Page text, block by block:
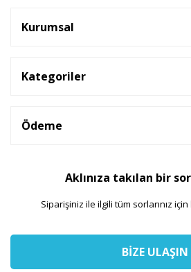
Kurumsal
Kategoriler
Ödeme
Aklınıza takılan bir
Siparişiniz ile ilgili tüm sorlarınız
BİZE ULAŞIN